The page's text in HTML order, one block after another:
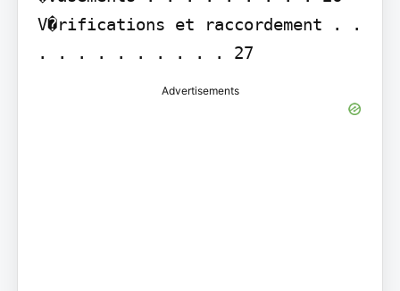
V�rifications et raccordement . .
. . . . . . . . . . 27
Advertisements